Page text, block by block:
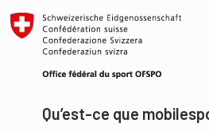
Qu’est-ce que